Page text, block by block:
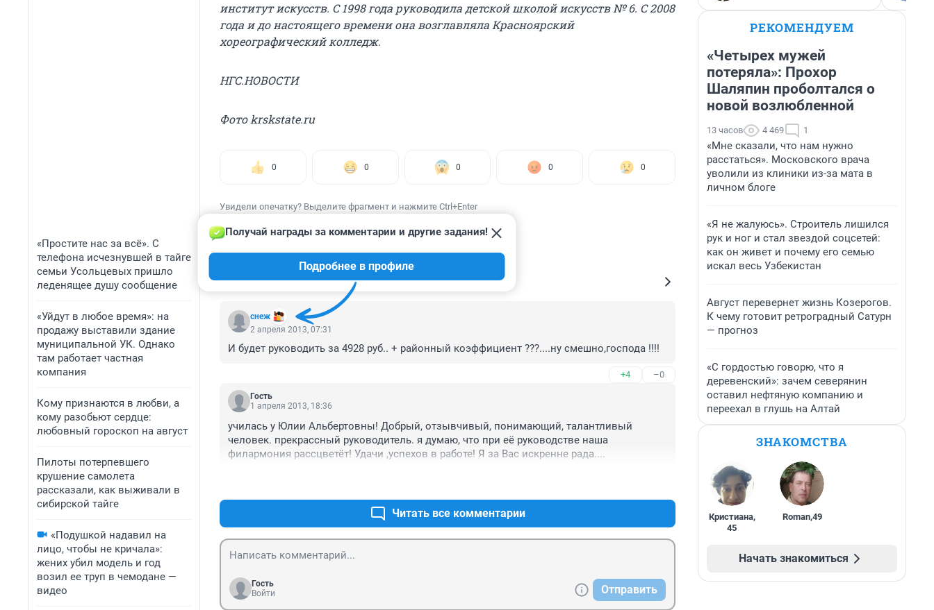
«Простите нас за всё». С
телефона исчезнувшей в тайге
семьи Усольцевых пришло
леденящее душу сообщение
«Уйдут в любое время»: на
продажу выставили здание
муниципальной УК. Однако
там работает частная
компания
Кому признаются в любви, а
кому разобьют сердце:
любовный гороскоп на август
Пилоты потерпевшего
крушение самолета
рассказали, как выживали в
сибирской тайге
«Подушкой надавил на
лицо, чтобы не кричала»:
жених убил модель и год
возил ее труп в чемодане —
видео
институт искусств. С 1998 года руководила детской школой искусств № 6. С 2008
года и до настоящего времени она возглавляла Красноярский
хореографический колледж.
НГС.НОВОСТИ
Фото krskstate.ru
0 0 0 0 0
Увидели опечатку? Выделите фрагмент и нажмите Ctrl+Enter
КОММЕНТАРИИ 6
снеж
Получай награды за комментарии и другие задания!
Подробнее в профиле
2 апреля 2013, 07:31
И будет руководить за 4928 руб.. + районный коэффициент ???....ну смешно,господа !!!!
+4 –0
Гость
1 апреля 2013, 18:36
училась у Юлии Альбертовны! Добрый, отзывчивый, понимающий, талантливый
человек. прекрассный руководитель. я думаю, что при её руководстве наша
филармония рассцветёт! Удачи ,успехов в работе! Я за Вас искренне рада....
Читать все комментарии
Гость
Войти
Отправить
РЕКОМЕНДУЕМ
«Четырех мужей
потеряла»: Прохор
Шаляпин проболтался о
новой возлюбленной
13 часов 4 469 1
«Мне сказали, что нам нужно
расстаться». Московского врача
уволили из клиники из-за мата в
личном блоге
«Я не жалуюсь». Строитель лишился
рук и ног и стал звездой соцсетей:
как он живет и почему его семью
искал весь Узбекистан
Август перевернет жизнь Козерогов.
К чему готовит ретроградный Сатурн
— прогноз
«С гордостью говорю, что я
деревенский»: зачем северянин
оставил нефтяную компанию и
переехал в глушь на Алтай
ЗНАКОМСТВА
Кристиана,
45
Roman,49
Начать знакомиться